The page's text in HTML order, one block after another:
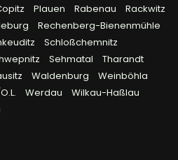
Plauen Rabenau
Rackwitz
Rechenberg-Bienenmühle
Schloßchemnitz
Sehmatal
Tharandt
Waldenburg
Weinböhla
Werdau
Wilkau-Haßlau